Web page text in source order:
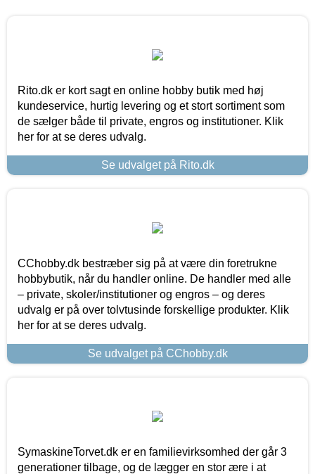
Rito.dk er kort sagt en online hobby butik med høj
kundeservice, hurtig levering og et stort sortiment som
de sælger både til private, engros og institutioner. Klik
her for at se deres udvalg.
Se udvalget på Rito.dk
CChobby.dk bestræber sig på at være din foretrukne
hobbybutik, når du handler online. De handler med alle
– private, skoler/institutioner og engros – og deres
udvalg er på over tolvtusinde forskellige produkter. Klik
her for at se deres udvalg.
Se udvalget på CChobby.dk
SymaskineTorvet.dk er en familievirksomhed der går 3
generationer tilbage, og de lægger en stor ære i at